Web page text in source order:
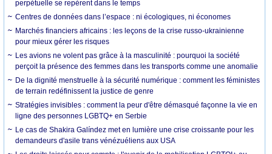
perpétuelle se repèrent dans le temps
Centres de données dans l’espace : ni écologiques, ni économes
Marchés financiers africains : les leçons de la crise russo-ukrainienne
pour mieux gérer les risques
Les avions ne volent pas grâce à la masculinité : pourquoi la société
perçoit la présence des femmes dans les transports comme une anomalie
De la dignité menstruelle à la sécurité numérique : comment les féministes
de terrain redéfinissent la justice de genre
Stratégies invisibles : comment la peur d'être démasqué façonne la vie en
ligne des personnes LGBTQ+ en Serbie
Le cas de Shakira Galíndez met en lumière une crise croissante pour les
demandeurs d'asile trans vénézuéliens aux USA